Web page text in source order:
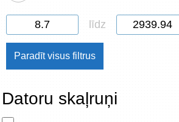
Atcerēties
Aizmirsāt paroli?
Datortehnika
Datoru piederumi
Tīkla produkti
līdz
Datoru skaļruņi